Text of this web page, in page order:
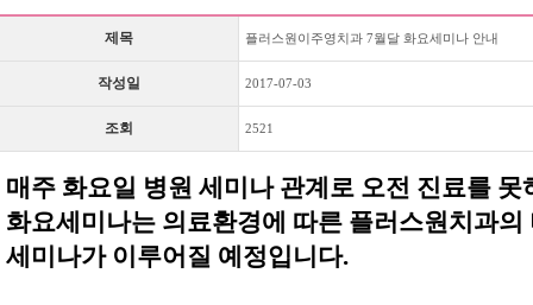
제목 플러스원이주영치과 7월달 화요세미나 안내
작성일 2017-07-03
조회 2521
매주 화요일 병원 세미나 관계로 오전 진료를
화요세미나는 의료환경에 따른 플러스원치과
세미나가 이루어질 예정입니다.